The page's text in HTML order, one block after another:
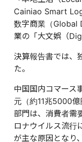
Cainiao Smart
数字商業（Global
業の「大文娯（
決算報告書では、
た。
中国国内コマース
元（約11兆5000
部門は、消費者需
ロナウイルス流行
が主な原因となり